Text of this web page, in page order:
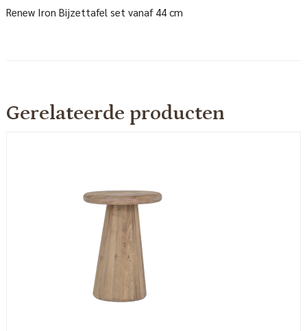
Renew Iron Bijzettafel set vanaf 44 cm
Gerelateerde producten